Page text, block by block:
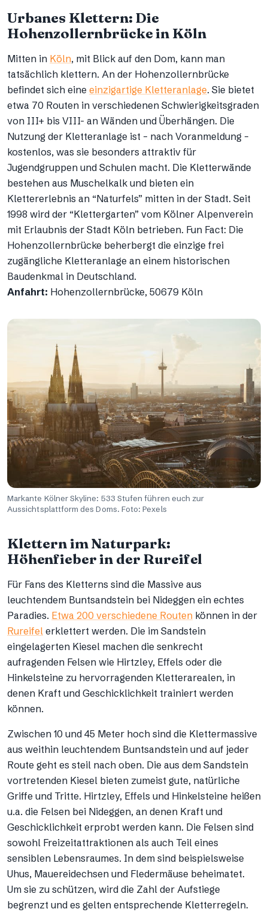
Urbanes Klettern: Die
Hohenzollernbrücke in Köln
Mitten in Köln, mit Blick auf den Dom, kann man
tatsächlich klettern. An der Hohenzollernbrücke
befindet sich eine einzigartige Kletteranlage. Sie bietet
etwa 70 Routen in verschiedenen Schwierigkeitsgraden
von III+ bis VIII- an Wänden und Überhängen. Die
Nutzung der Kletteranlage ist – nach Voranmeldung –
kostenlos, was sie besonders attraktiv für
Jugendgruppen und Schulen macht. Die Kletterwände
bestehen aus Muschelkalk und bieten ein
Klettererlebnis an “Naturfels” mitten in der Stadt. Seit
1998 wird der “Klettergarten” vom Kölner Alpenverein
mit Erlaubnis der Stadt Köln betrieben. Fun Fact: Die
Hohenzollernbrücke beherbergt die einzige frei
zugängliche Kletteranlage an einem historischen
Baudenkmal in Deutschland.
Anfahrt: Hohenzollernbrücke, 50679 Köln
Markante Kölner Skyline: 533 Stufen führen euch zur
Aussichtsplattform des Doms. Foto: Pexels
Klettern im Naturpark:
Höhenfieber in der Rureifel
Für Fans des Kletterns sind die Massive aus
leuchtendem Buntsandstein bei Nideggen ein echtes
Paradies. Etwa 200 verschiedene Routen können in der
Rureifel erklettert werden. Die im Sandstein
eingelagerten Kiesel machen die senkrecht
aufragenden Felsen wie Hirtzley, Effels oder die
Hinkelsteine zu hervorragenden Kletterarealen, in
denen Kraft und Geschicklichkeit trainiert werden
können.
Zwischen 10 und 45 Meter hoch sind die Klettermassive
aus weithin leuchtendem Buntsandstein und auf jeder
Route geht es steil nach oben. Die aus dem Sandstein
vortretenden Kiesel bieten zumeist gute, natürliche
Griffe und Tritte. Hirtzley, Effels und Hinkelsteine heißen
u.a. die Felsen bei Nideggen, an denen Kraft und
Geschicklichkeit erprobt werden kann. Die Felsen sind
sowohl Freizeitattraktionen als auch Teil eines
sensiblen Lebensraumes. In dem sind beispielsweise
Uhus, Mauereidechsen und Fledermäuse beheimatet.
Um sie zu schützen, wird die Zahl der Aufstiege
begrenzt und es gelten entsprechende Kletterregeln.